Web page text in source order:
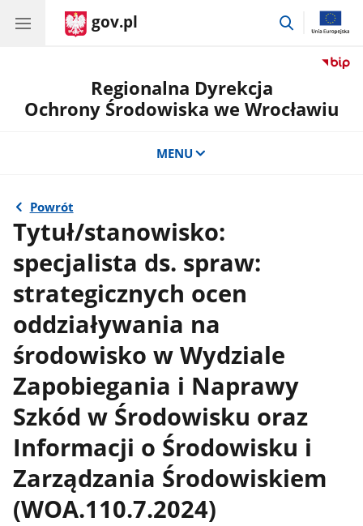
gov.pl
przejdź
Regionalna Dyrekcja
Ochrony Środowiska we Wrocławiu
MENU
Powrót
Tytuł/stanowisko:
specjalista ds. spraw:
strategicznych ocen
oddziaływania na
środowisko w Wydziale
Zapobiegania i Naprawy
Szkód w Środowisku oraz
Informacji o Środowisku i
Zarządzania Środowiskiem
(WOA.110.7.2024)